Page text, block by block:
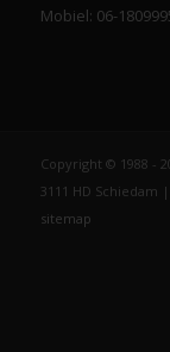
Mobiel: 06-
Copyright © 1988 -
3111 HD
sitemap